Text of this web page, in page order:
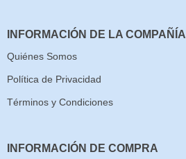
INFORMACIÓN DE LA COMPAÑÍA
Quiénes Somos
Política de Privacidad
Términos y Condiciones
INFORMACIÓN DE COMPRA